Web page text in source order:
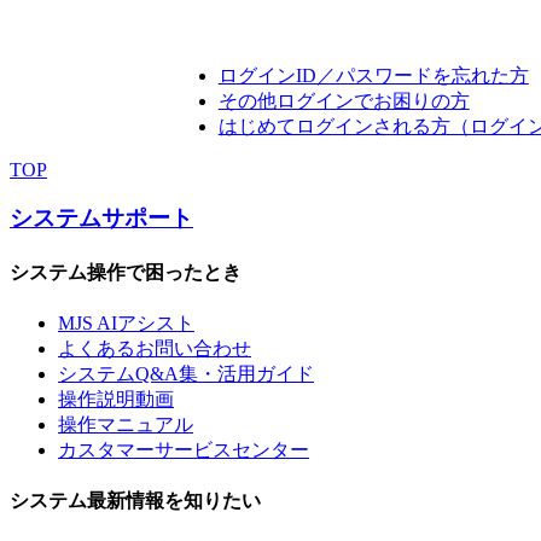
ログインID／パスワードを忘れた方
その他ログインでお困りの方
はじめてログインされる方（ログイ
TOP
システムサポート
システム操作で困ったとき
MJS AIアシスト
よくあるお問い合わせ
システムQ&A集・活用ガイド
操作説明動画
操作マニュアル
カスタマーサービスセンター
システム最新情報を知りたい